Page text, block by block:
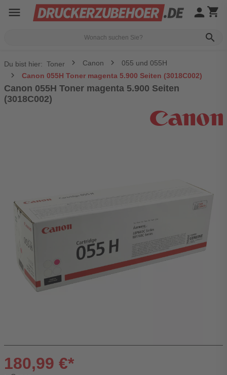
menu
search
person shopping_cart
Du bist hier: Toner Canon
055 und 055H
Canon 055H Toner magenta 5.900 Seiten (3018C002)
Canon 055H Toner magenta 5.900 Seiten
(3018C002)
180,99 €*